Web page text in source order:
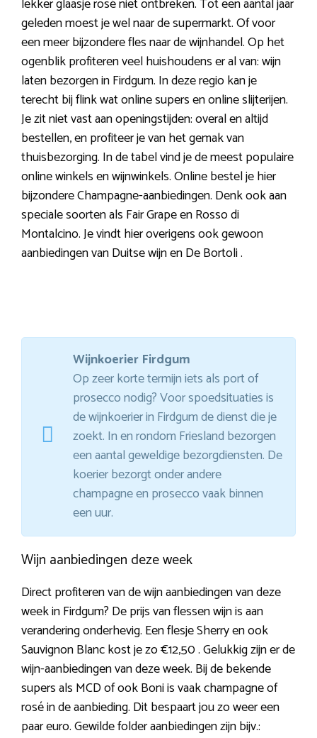
lekker glaasje rosé niet ontbreken. Tot een aantal jaar
geleden moest je wel naar de supermarkt. Of voor
een meer bijzondere fles naar de wijnhandel. Op het
ogenblik profiteren veel huishoudens er al van: wijn
laten bezorgen in Firdgum. In deze regio kan je
terecht bij flink wat online supers en online slijterijen.
Je zit niet vast aan openingstijden: overal en altijd
bestellen, en profiteer je van het gemak van
thuisbezorging. In de tabel vind je de meest populaire
online winkels en wijnwinkels. Online bestel je hier
bijzondere Champagne-aanbiedingen. Denk ook aan
speciale soorten als Fair Grape en Rosso di
Montalcino. Je vindt hier overigens ook gewoon
aanbiedingen van Duitse wijn en De Bortoli .
Wijnkoerier Firdgum
Op zeer korte termijn iets als port of
prosecco nodig? Voor spoedsituaties is
de wijnkoerier in Firdgum de dienst die je
zoekt. In en rondom Friesland bezorgen
een aantal geweldige bezorgdiensten. De
koerier bezorgt onder andere
champagne en prosecco vaak binnen
een uur.
Wijn aanbiedingen deze week
Direct profiteren van de wijn aanbiedingen van deze
week in Firdgum? De prijs van flessen wijn is aan
verandering onderhevig. Een flesje Sherry en ook
Sauvignon Blanc kost je zo €12,50 . Gelukkig zijn er de
wijn-aanbiedingen van deze week. Bij de bekende
supers als MCD of ook Boni is vaak champagne of
rosé in de aanbieding. Dit bespaart jou zo weer een
paar euro. Gewilde folder aanbiedingen zijn bijv.: